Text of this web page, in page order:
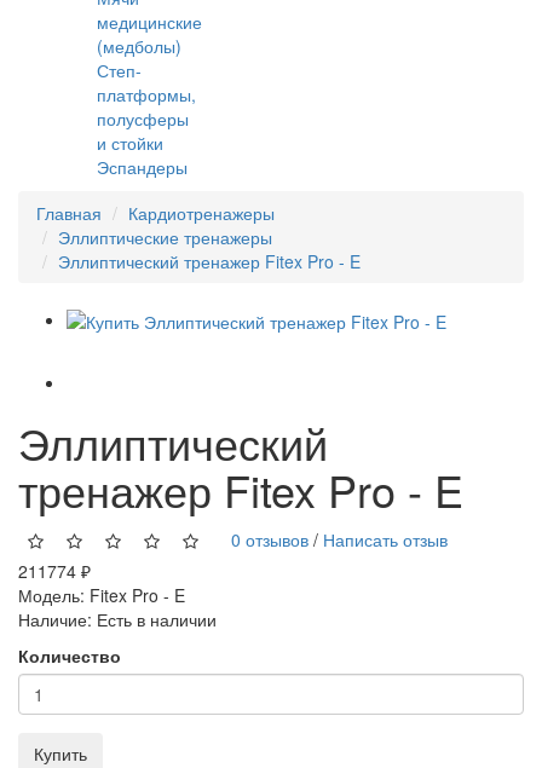
медицинские
(медболы)
Степ-
платформы,
полусферы
и стойки
Эспандеры
Главная
Кардиотренажеры
Эллиптические тренажеры
Эллиптический тренажер Fitex Pro - E
Эллиптический
тренажер Fitex Pro - E
0 отзывов / Написать отзыв
211774 ₽
Модель: Fitex Pro - E
Наличие: Есть в наличии
Количество
Купить